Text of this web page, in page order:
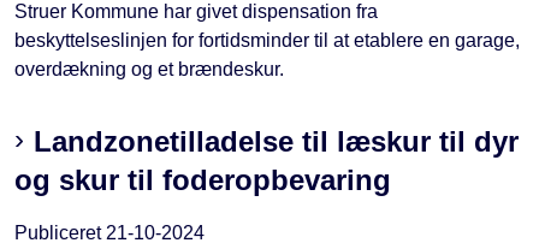
Struer Kommune har givet dispensation fra
beskyttelseslinjen for fortidsminder til at etablere en garage,
overdækning og et brændeskur.
Landzonetilladelse til læskur til dyr
og skur til foderopbevaring
Publiceret 21-10-2024